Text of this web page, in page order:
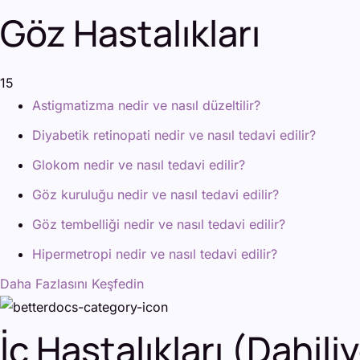
Göz Hastalıkları
15
Astigmatizma nedir ve nasıl düzeltilir?
Diyabetik retinopati nedir ve nasıl tedavi edilir?
Glokom nedir ve nasıl tedavi edilir?
Göz kuruluğu nedir ve nasıl tedavi edilir?
Göz tembelliği nedir ve nasıl tedavi edilir?
Hipermetropi nedir ve nasıl tedavi edilir?
Daha Fazlasını Keşfedin
İç Hastalıkları